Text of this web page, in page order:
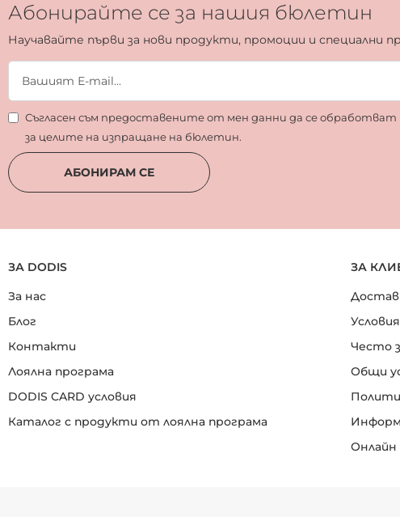
Абонирайте се за нашия бюлетин
Научавайте първи за нови продукти, промоции и специални
Съгласен съм предоставените от мен данни да се обработват
за целите на изпращане на бюлетин.
АБОНИРАМ СЕ
ЗА DODIS
За нас
Блог
Контакти
Лоялна програма
DODIS CARD условия
Каталог с продукти от лоялна програма
ЗА
Често
Общи
Онлайн